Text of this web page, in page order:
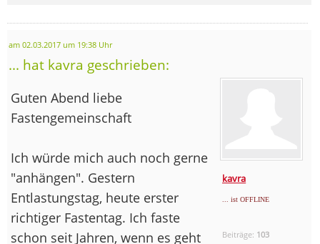
am 02.03.2017 um 19:38 Uhr
... hat kavra geschrieben:
kavra
... ist OFFLINE
Beiträge: 103
Guten Abend liebe
Fastengemeinschaft
Ich würde mich auch noch gerne
"anhängen". Gestern
Entlastungstag, heute erster
richtiger Fastentag. Ich faste
schon seit Jahren, wenn es geht